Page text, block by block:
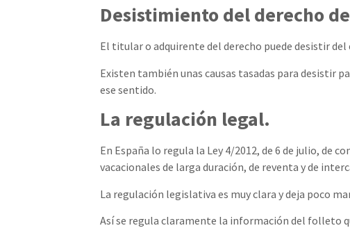
Desistimiento del derecho
El titular o adquirente del derecho puede desistir
Existen también unas causas tasadas para desistir
ese sentido.
La regulación legal.
En España lo regula la Ley 4/2012, de 6 de julio, de
vacacionales de larga duración, de reventa y de
La regulación legislativa es muy clara y deja poco
Así se regula claramente la información del folleto